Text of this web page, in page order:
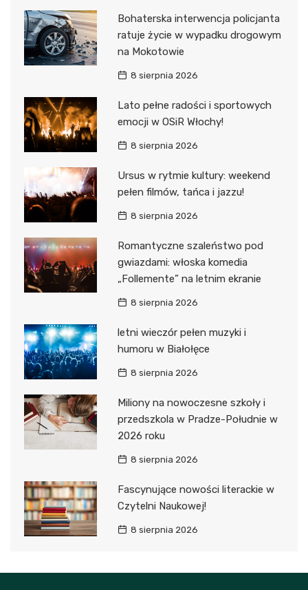
Bohaterska interwencja policjanta
ratuje życie w wypadku drogowym
na Mokotowie
8 sierpnia 2026
Lato pełne radości i sportowych
emocji w OSiR Włochy!
8 sierpnia 2026
Ursus w rytmie kultury: weekend
pełen filmów, tańca i jazzu!
8 sierpnia 2026
Romantyczne szaleństwo pod
gwiazdami: włoska komedia
„Follemente” na letnim ekranie
8 sierpnia 2026
letni wieczór pełen muzyki i
humoru w Białołęce
8 sierpnia 2026
Miliony na nowoczesne szkoły i
przedszkola w Pradze-Południe w
2026 roku
8 sierpnia 2026
Fascynujące nowości literackie w
Czytelni Naukowej!
8 sierpnia 2026